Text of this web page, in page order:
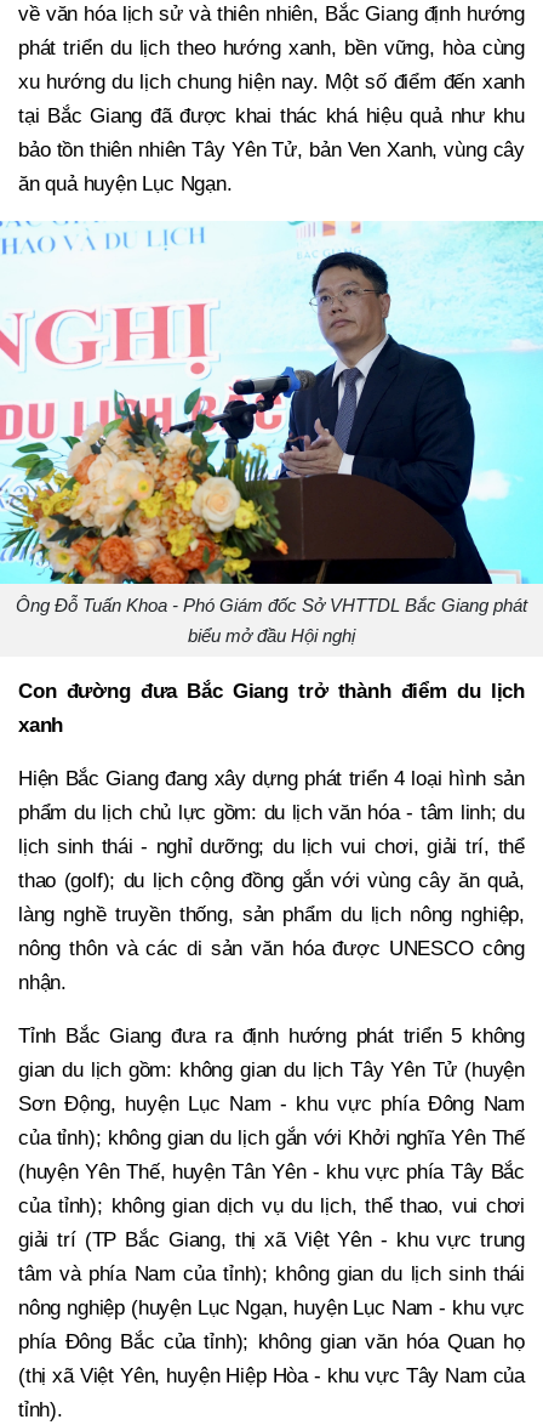
về văn hóa lịch sử và thiên nhiên, Bắc Giang định hướng
phát triển du lịch theo hướng xanh, bền vững, hòa cùng
xu hướng du lịch chung hiện nay. Một số điểm đến xanh
tại Bắc Giang đã được khai thác khá hiệu quả như khu
bảo tồn thiên nhiên Tây Yên Tử, bản Ven Xanh, vùng cây
ăn quả huyện Lục Ngạn.
Ông Đỗ Tuấn Khoa - Phó Giám đốc Sở VHTTDL Bắc Giang phát
biểu mở đầu Hội nghị
Con đường đưa Bắc Giang trở thành điểm du lịch
xanh
Hiện Bắc Giang đang xây dựng phát triển 4 loại hình sản
phẩm du lịch chủ lực gồm: du lịch văn hóa - tâm linh; du
lịch sinh thái - nghỉ dưỡng; du lịch vui chơi, giải trí, thể
thao (golf); du lịch cộng đồng gắn với vùng cây ăn quả,
làng nghề truyền thống, sản phẩm du lịch nông nghiệp,
nông thôn và các di sản văn hóa được UNESCO công
nhận.
Tỉnh Bắc Giang đưa ra định hướng phát triển 5 không
gian du lịch gồm: không gian du lịch Tây Yên Tử (huyện
Sơn Động, huyện Lục Nam - khu vực phía Đông Nam
của tỉnh); không gian du lịch gắn với Khởi nghĩa Yên Thế
(huyện Yên Thế, huyện Tân Yên - khu vực phía Tây Bắc
của tỉnh); không gian dịch vụ du lịch, thể thao, vui chơi
giải trí (TP Bắc Giang, thị xã Việt Yên - khu vực trung
tâm và phía Nam của tỉnh); không gian du lịch sinh thái
nông nghiệp (huyện Lục Ngạn, huyện Lục Nam - khu vực
phía Đông Bắc của tỉnh); không gian văn hóa Quan họ
(thị xã Việt Yên, huyện Hiệp Hòa - khu vực Tây Nam của
tỉnh).